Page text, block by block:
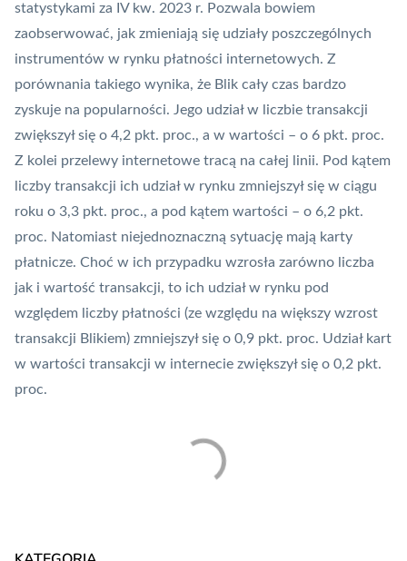
statystykami za IV kw. 2023 r. Pozwala bowiem
zaobserwować, jak zmieniają się udziały poszczególnych
instrumentów w rynku płatności internetowych. Z
porównania takiego wynika, że Blik cały czas bardzo
zyskuje na popularności. Jego udział w liczbie transakcji
zwiększył się o 4,2 pkt. proc., a w wartości – o 6 pkt. proc.
Z kolei przelewy internetowe tracą na całej linii. Pod kątem
liczby transakcji ich udział w rynku zmniejszył się w ciągu
roku o 3,3 pkt. proc., a pod kątem wartości – o 6,2 pkt.
proc. Natomiast niejednoznaczną sytuację mają karty
płatnicze. Choć w ich przypadku wzrosła zarówno liczba
jak i wartość transakcji, to ich udział w rynku pod
względem liczby płatności (ze względu na większy wzrost
transakcji Blikiem) zmniejszył się o 0,9 pkt. proc. Udział kart
w wartości transakcji w internecie zwiększył się o 0,2 pkt.
proc.